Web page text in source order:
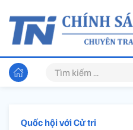
Quốc hội với Cử tri